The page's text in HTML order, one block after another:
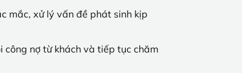
mắc, xử lý vấn đề phát sinh kịp
công nợ từ khách và tiếp tục chăm